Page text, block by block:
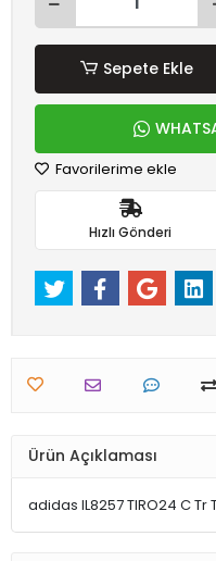
Sepete Ekle
Favorilerime ekle
Hızlı Gönderi
Ürün Açıklaması
adidas IL8257 TIRO24 C Tr